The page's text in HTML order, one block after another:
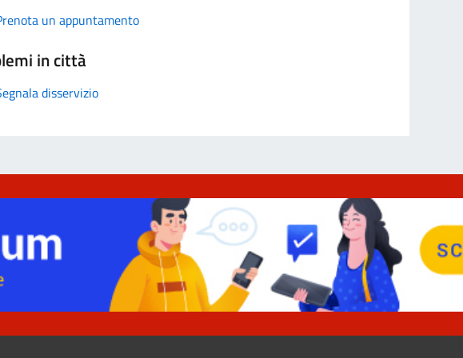
un appuntamento
in città
disservizio